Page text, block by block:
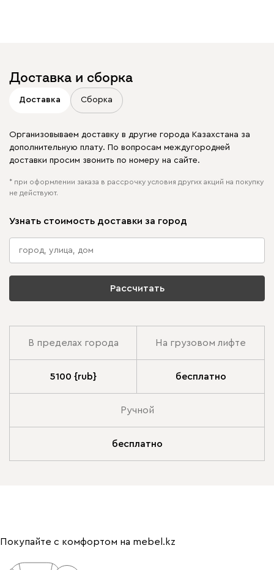
Доставка и сборка
Доставка Сборка
Организовываем доставку в другие города Казахстана за
дополнительную плату. По вопросам междугородней
доставки просим звонить по номеру на сайте.
* при оформлении заказа в рассрочку условия других акций на покупку
не действуют.
Узнать стоимость доставки за город
Рассчитать
В пределах города На грузовом лифте
5100 {rub} бесплатно
Ручной
бесплатно
Покупайте с комфортом на mebel.kz